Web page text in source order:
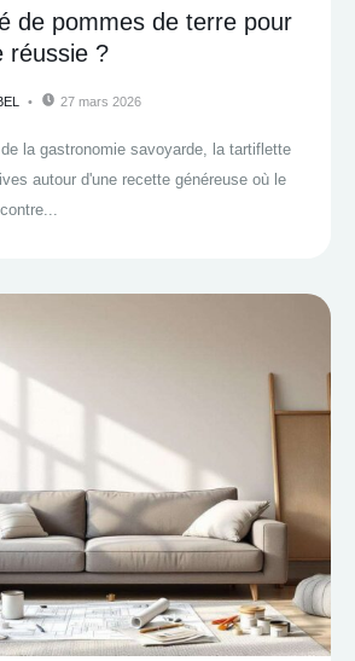
de pommes de terre pour
réussie ?
27 mars 2026
la gastronomie savoyarde, la tartiflette
autour d'une recette généreuse où le